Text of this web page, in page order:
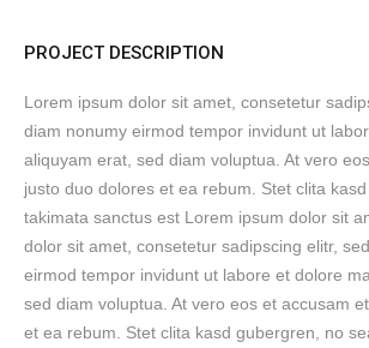
PROJECT DESCRIPTION
Lorem ipsum dolor sit amet, consetetur
diam nonumy eirmod tempor invidunt ut
aliquyam erat, sed diam voluptua. At vero
justo duo dolores et ea rebum. Stet clita
takimata sanctus est Lorem ipsum dolor sit
dolor sit amet, consetetur sadipscing elitr,
eirmod tempor invidunt ut labore et dolore
sed diam voluptua. At vero eos et accusam
et ea rebum. Stet clita kasd gubergren, no